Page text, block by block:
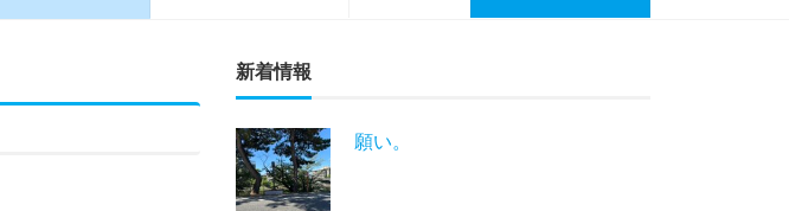
新着情報
願い。